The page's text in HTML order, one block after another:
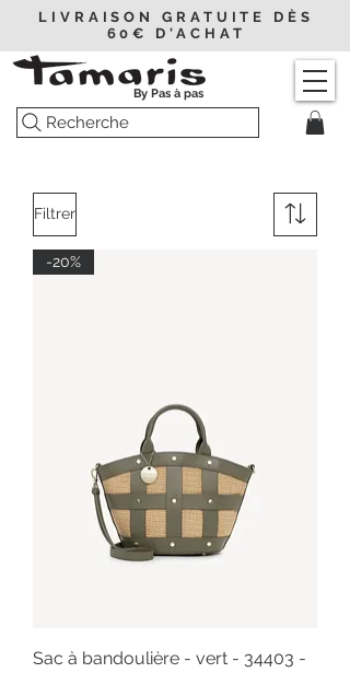
LIVRAISON GRATUITE DÈS
60€ D'ACHAT
Recherche
By Pas à pas
Filtrer
-20%
Sac à bandoulière - vert - 34403 -